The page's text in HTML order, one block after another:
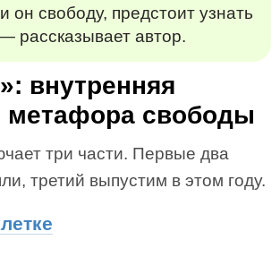
он свободу, предстоит узнать
рассказывает автор.
внутренняя
метафора свободы
три части. Первые два
третий выпустим в этом году.